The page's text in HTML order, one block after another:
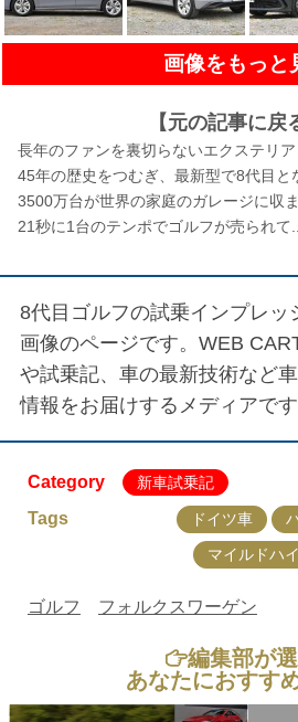
画像をもっと
【元の記事に戻
長年のファンを裏切らないエクステリ
45年の歴史をつむぎ、最新型で8代目と
3500万台が世界の家庭のガレージに収
21秒に1台のテンポでゴルフが売られて...
8代目ゴルフの試乗インプレッ
画像のページです。WEB
や試乗記、車の最新技術など
情報をお届けするメディアです
Category 新車試乗記
Tags ドイツ車
マイルドハ
ゴルフ フォルクスワーゲン
編集部が
あなたにおすす